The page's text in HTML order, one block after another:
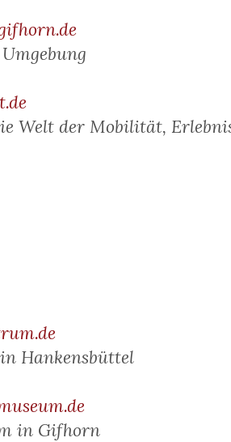
Welt der Mobilität,
Hankensbüttel
in Gifhorn